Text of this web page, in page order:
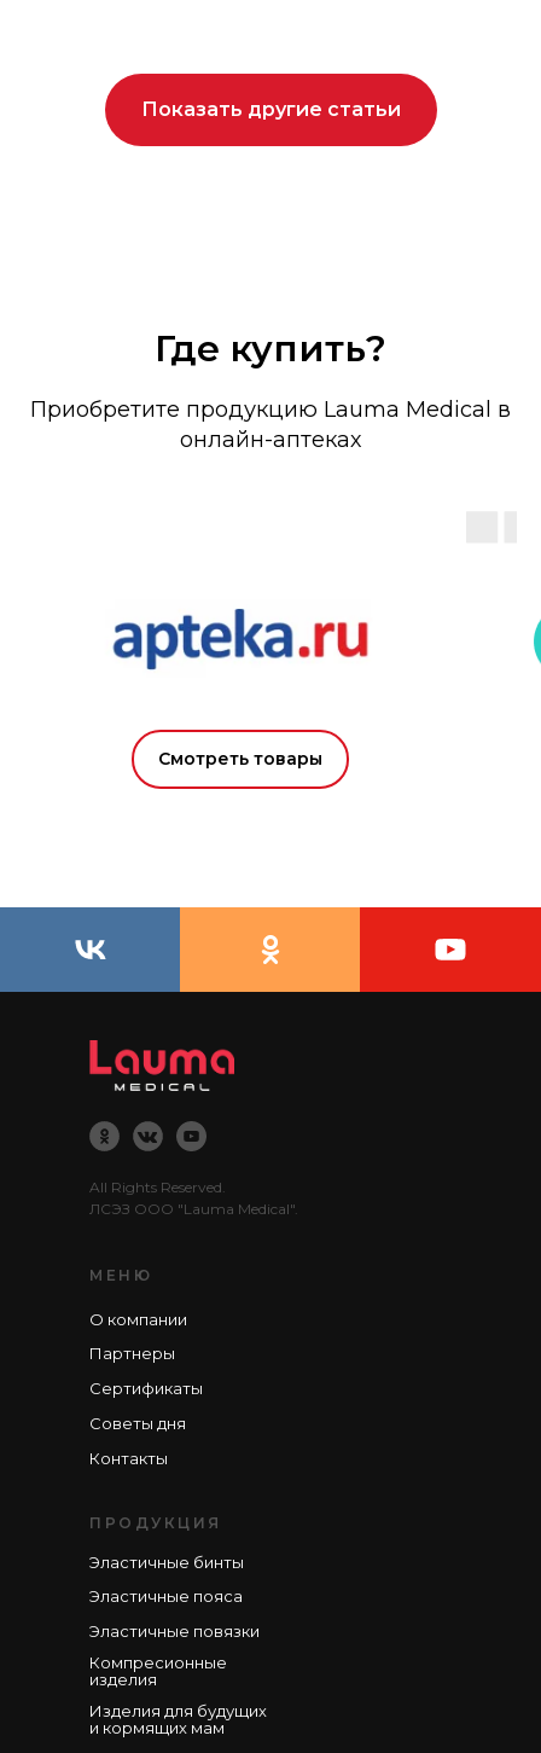
Показать другие статьи
Где купить?
Приобретите продукцию Lauma Medical в
онлайн-аптеках
Смотреть товары
МЕНЮ
All Rights Reserved.
ЛСЭЗ ООО "Lauma Medical".
ПРОДУКЦИЯ
Советы дня
Сертификаты
Партнеры
Контакты
О компании
Компресионные
изделия
Эластичные повязки
Эластичные пояса
Изделия для будущих
и кормящих мам
Эластичные бинты